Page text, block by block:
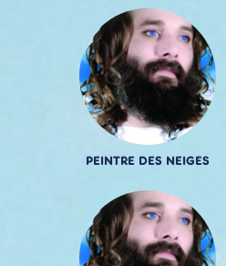
PEINTRE DES NEIGES